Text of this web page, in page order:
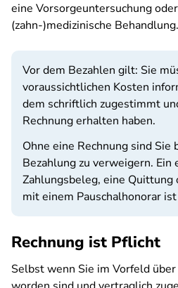
eine Vorsorgeuntersuchung
(zahn-)medizinische Behandlung.
Vor dem Bezahlen gilt: Sie
voraussichtlichen Kosten
dem schriftlich zugestimmt
Rechnung erhalten haben.
Ohne eine Rechnung sind Sie
Bezahlung zu verweigern. Ein
Zahlungsbeleg, eine Quittung
mit einem Pauschalhonorar
Rechnung ist Pflicht
Selbst wenn Sie im Vorfeld